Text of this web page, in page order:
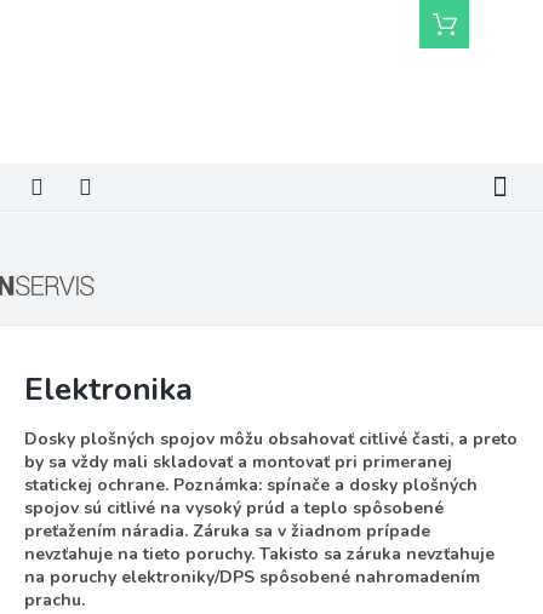
Nákupný
košík
Elektronika
Dosky plošných spojov môžu obsahovať citlivé časti, a preto
by sa vždy mali skladovať a montovať pri primeranej
statickej ochrane. Poznámka: spínače a dosky plošných
spojov sú citlivé na vysoký prúd a teplo spôsobené
preťažením náradia. Záruka sa v žiadnom prípade
nevzťahuje na tieto poruchy. Takisto sa záruka nevzťahuje
na poruchy elektroniky/DPS spôsobené nahromadením
prachu.